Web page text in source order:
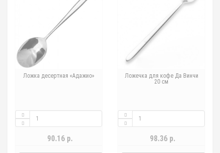
Ложка десертная «Адажио»
90.16 р.
Ложечка для кофе Да Винчи
20 см
98.36 р.